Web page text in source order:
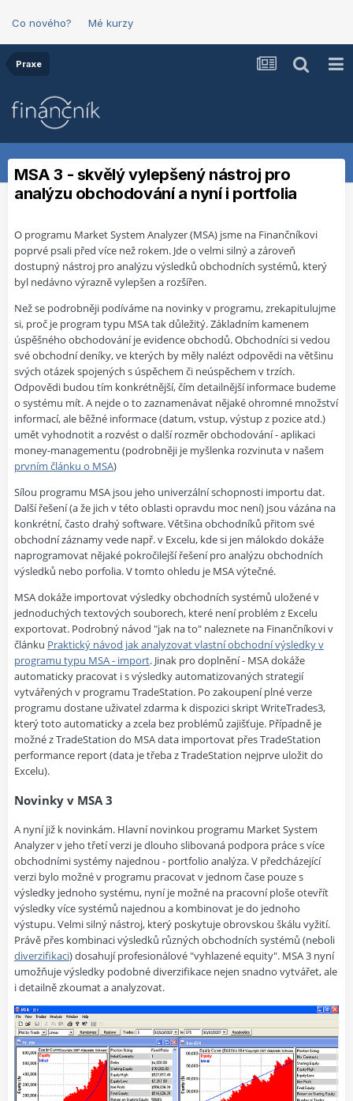
Co nového? Mé kurzy
Praxe
MSA 3 - skvělý vylepšený nástroj pro
analýzu obchodování a nyní i portfolia
O programu Market System Analyzer (MSA) jsme na Finančníkovi
poprvé psali před více než rokem. Jde o velmi silný a zároveň
dostupný nástroj pro analýzu výsledků obchodních systémů, který
byl nedávno výrazně vylepšen a rozšířen.
Než se podrobněji podíváme na novinky v programu, zrekapitulujme
si, proč je program typu MSA tak důležitý. Základním kamenem
úspěšného obchodování je evidence obchodů. Obchodníci si vedou
své obchodní deníky, ve kterých by měly nalézt odpovědi na většinu
svých otázek spojených s úspěchem či neúspěchem v trzích.
Odpovědi budou tím konkrétnější, čím detailnější informace budeme
o systému mít. A nejde o to zaznamenávat nějaké ohromné množství
informací, ale běžné informace (datum, vstup, výstup z pozice atd.)
umět vyhodnotit a rozvést o další rozměr obchodování - aplikaci
money-managementu (podrobněji je myšlenka rozvinuta v našem
prvním článku o MSA)
Sílou programu MSA jsou jeho univerzální schopnosti importu dat.
Další řešení (a že jich v této oblasti opravdu moc není) jsou vázána na
konkrétní, často drahý software. Většina obchodníků přitom své
obchodní záznamy vede např. v Excelu, kde si jen málokdo dokáže
naprogramovat nějaké pokročilejší řešení pro analýzu obchodních
výsledků nebo porfolia. V tomto ohledu je MSA výtečné.
MSA dokáže importovat výsledky obchodních systémů uložené v
jednoduchých textových souborech, které není problém z Excelu
exportovat. Podrobný návod "jak na to" naleznete na Finančníkovi v
článku Praktický návod jak analyzovat vlastní obchodní výsledky v
programu typu MSA - import. Jinak pro doplnění - MSA dokáže
automaticky pracovat i s výsledky automatizovaných strategií
vytvářených v programu TradeStation. Po zakoupení plné verze
programu dostane uživatel zdarma k dispozici skript WriteTrades3,
který toto automaticky a zcela bez problémů zajišťuje. Případně je
možné z TradeStation do MSA data importovat přes TradeStation
performance report (data je třeba z TradeStation nejprve uložit do
Excelu).
Novinky v MSA 3
A nyní již k novinkám. Hlavní novinkou programu Market System
Analyzer v jeho třetí verzi je dlouho slibovaná podpora práce s více
obchodními systémy najednou - portfolio analýza. V předcházející
verzi bylo možné v programu pracovat v jednom čase pouze s
výsledky jednoho systému, nyní je možné na pracovní ploše otevřít
výsledky více systémů najednou a kombinovat je do jednoho
výstupu. Velmi silný nástroj, který poskytuje obrovskou škálu vyžití.
Právě přes kombinaci výsledků různých obchodních systémů (neboli
diverzifikaci) dosahují profesionálové "vyhlazené equity". MSA 3 nyní
umožňuje výsledky podobné diverzifikace nejen snadno vytvářet, ale
i detailně zkoumat a analyzovat.